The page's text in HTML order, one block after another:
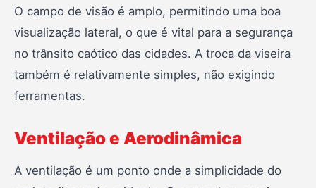
O campo de visão é amplo, permitindo uma boa
visualização lateral, o que é vital para a segurança
no trânsito caótico das cidades. A troca da viseira
também é relativamente simples, não exigindo
ferramentas.
Ventilação e Aerodinâmica
A ventilação é um ponto onde a simplicidade do